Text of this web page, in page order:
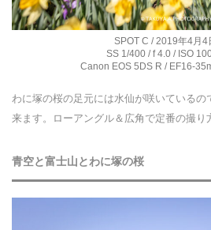
SPOT C / 2019年4月4
SS 1/400 / f 4.0 / ISO
Canon EOS 5DS R / EF16-
わに塚の桜の足元には水仙が咲いているの
来ます。ローアングル＆広角で定番の撮り
青空と富士山とわに塚の桜